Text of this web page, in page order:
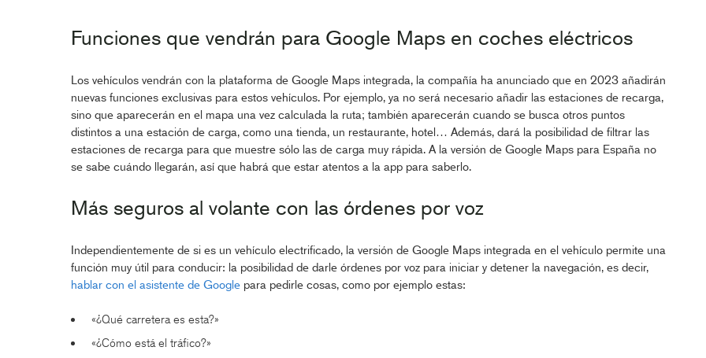
Funciones que vendrán para Google Maps en coches eléctricos
Los vehículos vendrán con la plataforma de Google Maps integrada, la compañía ha anunciado que en 2023 añadirán
nuevas funciones exclusivas para estos vehículos. Por ejemplo, ya no será necesario añadir las estaciones de recarga,
sino que aparecerán en el mapa una vez calculada la ruta; también aparecerán cuando se busca otros puntos
distintos a una estación de carga, como una tienda, un restaurante, hotel… Además, dará la posibilidad de filtrar las
estaciones de recarga para que muestre sólo las de carga muy rápida. A la versión de Google Maps para España no
se sabe cuándo llegarán, así que habrá que estar atentos a la app para saberlo.
Más seguros al volante con las órdenes por voz
Independientemente de si es un vehículo electrificado, la versión de Google Maps integrada en el vehículo permite una
función muy útil para conducir: la posibilidad de darle órdenes por voz para iniciar y detener la navegación, es decir,
hablar con el asistente de Googlepara pedirle cosas, como por ejemplo estas:
«¿Qué carretera es esta?»
«¿Cómo está el tráfico?»